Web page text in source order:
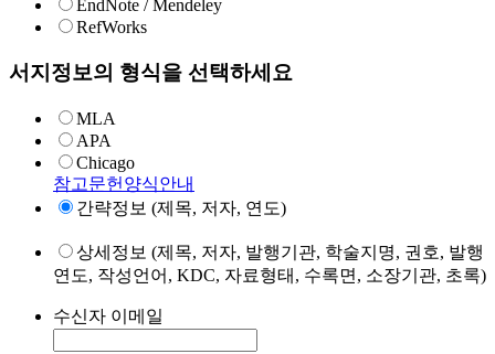
EndNote / Mendeley
RefWorks
서지정보의 형식을 선택하세요
MLA
APA
Chicago
참고문헌양식안내
간략정보 (제목, 저자, 연도)
상세정보 (제목, 저자, 발행기관, 학술지명, 권호, 발행
연도, 작성언어, KDC, 자료형태, 수록면, 소장기관, 초록)
수신자 이메일